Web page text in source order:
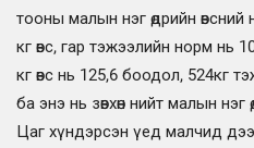
тооны малын нэг өдрийн өвсний
кг өвс, гар тэжээлийн норм нь
кг өвс нь 125,6 боодол, 524кг
ба энэ нь зөвхөн нийт малын
Цаг хүндэрсэн үед малчид